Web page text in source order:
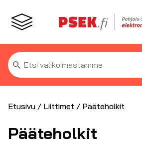
Etsi:
Etusivu / Liittimet / Pääteholkit
Pääteholkit